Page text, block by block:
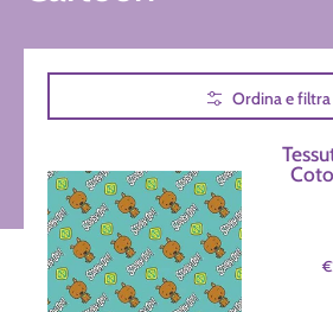
Passa al contenuto principaleOrdina e filtra